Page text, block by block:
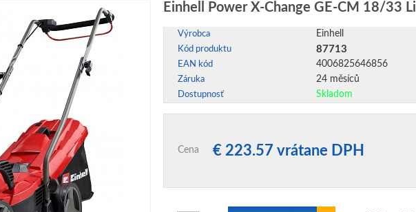
Einhell Power X-Change GE-CM 18/33 Li
Výrobca Einhell
Kód produktu 87713
EAN kód 4006825646856
Záruka 24 měsíců
Dostupnosť Skladom
Cena € 223.57 vrátane DPH